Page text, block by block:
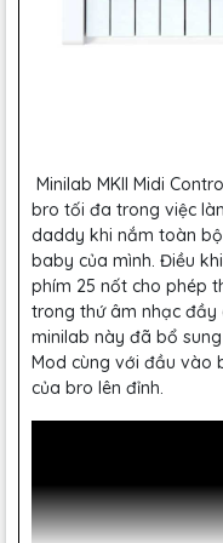
Minilab MKII Midi
bro tối đa trong việc
daddy khi nắm toàn
baby của mình. Điều
phím 25 nốt cho phép
trong thứ âm nhạc đầy
minilab này đã bổ
Mod cùng với đầu vào
của bro lên đỉnh.